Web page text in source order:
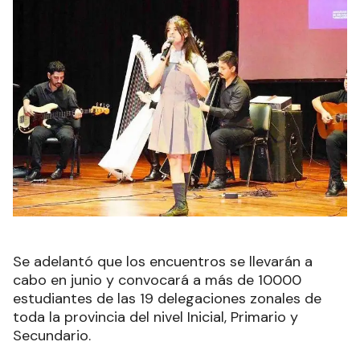
Se adelantó que los encuentros se llevarán a
cabo en junio y convocará a más de 10000
estudiantes de las 19 delegaciones zonales de
toda la provincia del nivel Inicial, Primario y
Secundario.